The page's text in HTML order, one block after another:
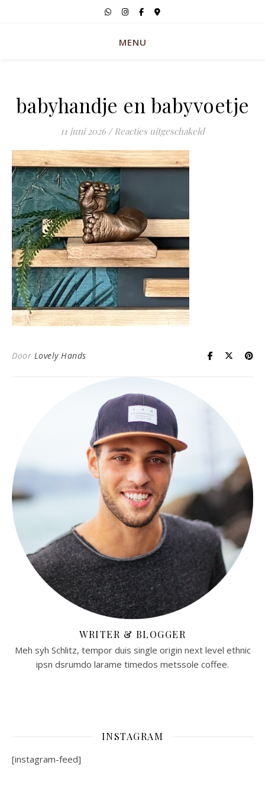
MENU
babyhandje en babyvoetje
11 juni 2026 / Reacties uitgeschakeldvoor
Door Lovely Hands
WRITER & BLOGGER
Meh syh Schlitz, tempor duis single origin next level ethnic
ipsn dsrumdo larame timedos metssole coffee.
INSTAGRAM
[instagram-feed]